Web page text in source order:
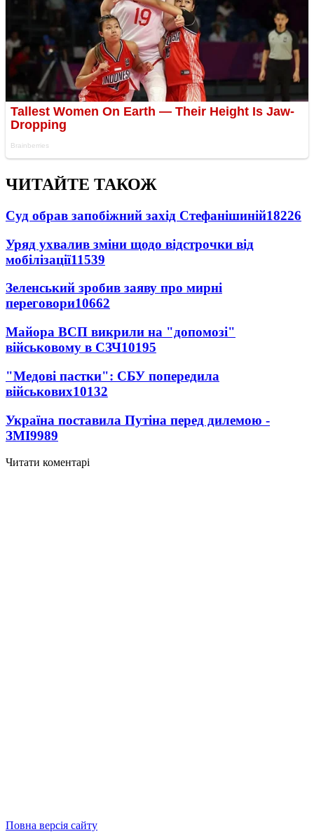
ЧИТАЙТЕ ТАКОЖ
Суд обрав запобіжний захід Стефанішиній18226
Уряд ухвалив зміни щодо відстрочки від
мобілізації11539
Зеленський зробив заяву про мирні
переговори10662
Майора ВСП викрили на "допомозі"
військовому в СЗЧ10195
"Медові пастки": СБУ попередила
військових10132
Україна поставила Путіна перед дилемою -
ЗМІ9989
Читати коментарі
Повна версія сайту